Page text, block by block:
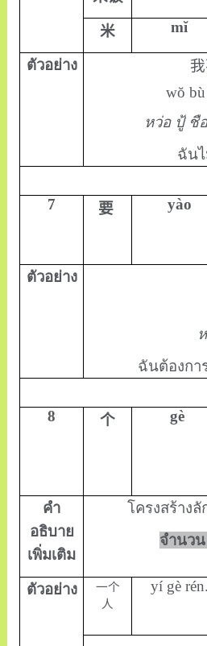
米 mĭ
ตัวอย่าง
wŏ
หว่อ ปู้ ชื
ฉัน
7 要 yào
ตัวอย่าง
ฉันต้องกา
8 个 gè
คำ
อธิบาย
เพิ่มเติม
โครงสร้าง
จำนว
ตัวอย่าง
一个
人
yí gè